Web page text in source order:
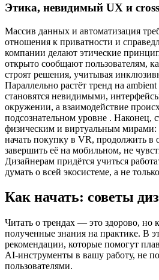
Этика, невидимый UX и
Массив данных и автоматизация
отношения к приватности и
компании делают этические
открыто сообщают пользователям,
строят решения, учитывая
Параллельно растёт тренд на
становятся невидимыми,
окружении, а взаимодействие
подсознательном уровне . Наконец,
физическим и виртуальным мирами:
начать покупку в VR, продолжить в
завершить её на мобильном, не
Дизайнерам придётся учиться
думать о всей экосистеме, а не
Как начать: советы
Читать о трендах — это здорово, но
полученные знания на практике. В
рекомендации, которые помогут
AI‑инструменты в вашу работу, не
пользователями.